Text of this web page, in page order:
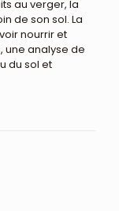
au verger, la
de son sol. La
nourrir et
une analyse de
du sol et